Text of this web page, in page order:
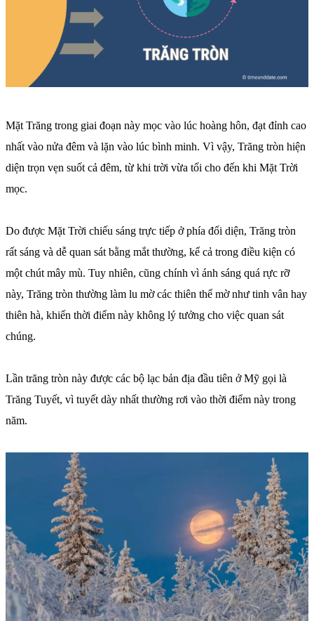
Mặt Trăng trong giai đoạn này mọc vào lúc hoàng hôn, đạt đỉnh cao
nhất vào nửa đêm và lặn vào lúc bình minh. Vì vậy, Trăng tròn hiện
diện trọn vẹn suốt cả đêm, từ khi trời vừa tối cho đến khi Mặt Trời
mọc.
Do được Mặt Trời chiếu sáng trực tiếp ở phía đối diện, Trăng tròn
rất sáng và dễ quan sát bằng mắt thường, kể cả trong điều kiện có
một chút mây mù. Tuy nhiên, cũng chính vì ánh sáng quá rực rỡ
này, Trăng tròn thường làm lu mờ các thiên thể mờ như tinh vân hay
thiên hà, khiến thời điểm này không lý tưởng cho việc quan sát
chúng.
Lần trăng tròn này được các bộ lạc bản địa đầu tiên ở Mỹ gọi là
Trăng Tuyết, vì tuyết dày nhất thường rơi vào thời điểm này trong
năm.